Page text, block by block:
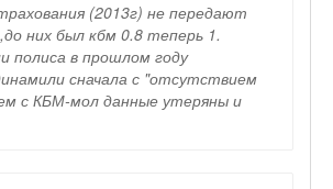
(2013г) не передают
них был кбм 0.8 теперь 1.
полиса в прошлом году
сначала с "отсутствием
с КБМ-мол данные утеряны и